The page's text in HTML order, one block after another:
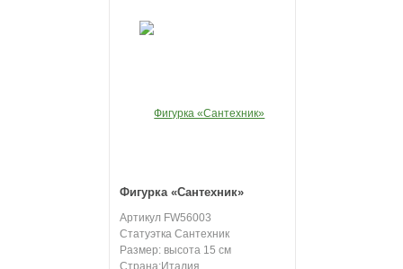
Фигурка «Сантехник»
Артикул FW56003
Статуэтка Сантехник
Размер: высота 15 см
Страна:Италия